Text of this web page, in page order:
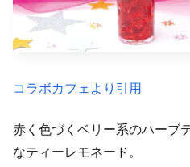
コラボカフェより引用
赤く色づくベリー系のハーブ
なティーレモネード。